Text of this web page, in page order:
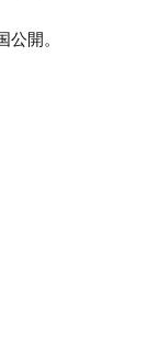
公開。